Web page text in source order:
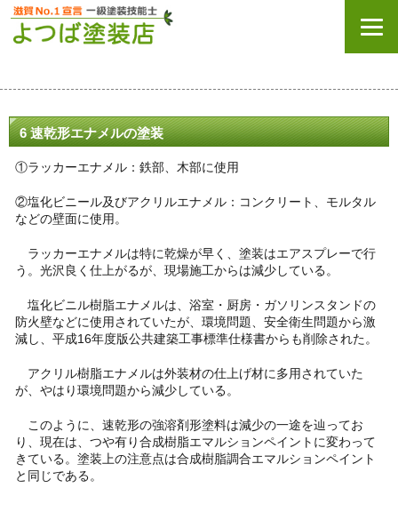
6 速乾形エナメルの塗装
①ラッカーエナメル：鉄部、木部に使用
②塩化ビニール及びアクリルエナメル：コンクリート、モルタル
などの壁面に使用。
ラッカーエナメルは特に乾燥が早く、塗装はエアスプレーで行
う。光沢良く仕上がるが、現場施工からは減少している。
塩化ビニル樹脂エナメルは、浴室・厨房・ガソリンスタンドの
防火壁などに使用されていたが、環境問題、安全衛生問題から激
減し、平成16年度版公共建築工事標準仕様書からも削除された。
アクリル樹脂エナメルは外装材の仕上げ材に多用されていた
が、やはり環境問題から減少している。
このように、速乾形の強溶剤形塗料は減少の一途を辿ってお
り、現在は、つや有り合成樹脂エマルションペイントに変わって
きている。塗装上の注意点は合成樹脂調合エマルションペイント
と同じである。